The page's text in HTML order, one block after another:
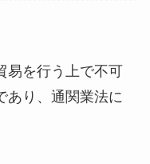
易を行う上で不可
あり、通関業法に